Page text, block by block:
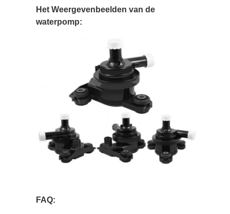
Het Weergevenbeelden van de
waterpomp:
FAQ: